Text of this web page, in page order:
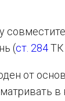
(ст. 284ТК
от